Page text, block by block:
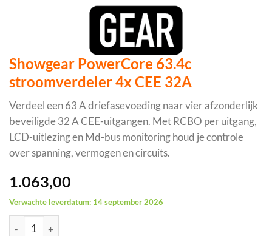
Showgear PowerCore 63.4c
stroomverdeler 4x CEE 32A
Verdeel een 63 A driefasevoeding naar vier afzonderlijk
beveiligde 32 A CEE-uitgangen. Met RCBO per uitgang,
LCD-uitlezing en Md-bus monitoring houd je controle
over spanning, vermogen en circuits.
1.063,00
Verwachte leverdatum: 14 september 2026
Showgear PowerCore 63.4c stroomverdeler 4x CEE 32A aantal